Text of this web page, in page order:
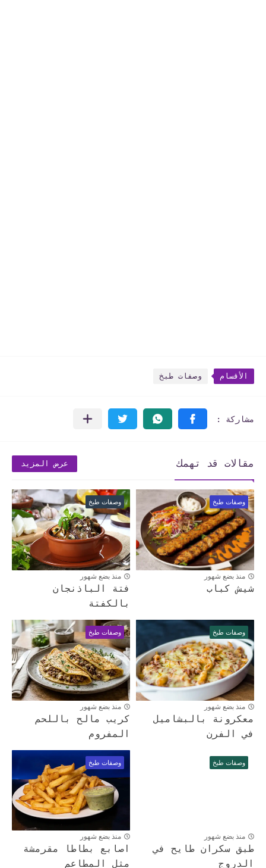
الأقسام وصفات طبخ
مقالات قد تهمك عرض المزيد
وصفات طبخ
منذ بضع شهور
شيش كباب
وصفات طبخ
منذ بضع شهور
فتة الباذنجان
بالكفتة
وصفات طبخ
منذ بضع شهور
معكرونة بالبشاميل
في الفرن
وصفات طبخ
منذ بضع شهور
كريب مالح باللحم
المفروم
وصفات طبخ
منذ بضع شهور
طبق سكران طايح في
الدروج
وصفات طبخ
منذ بضع شهور
اصابع بطاطا مقرمشة
مثل المطاعم